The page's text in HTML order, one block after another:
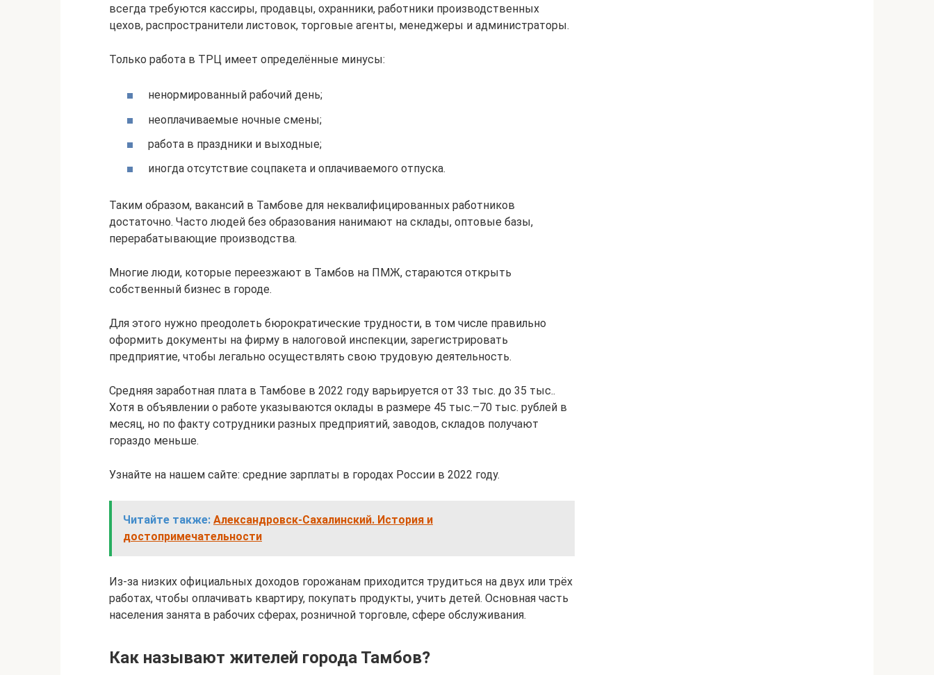
всегда требуются кассиры, продавцы, охранники, работники производственных
цехов, распространители листовок, торговые агенты, менеджеры и администраторы.
Только работа в ТРЦ имеет определённые минусы:
ненормированный рабочий день;
неоплачиваемые ночные смены;
работа в праздники и выходные;
иногда отсутствие соцпакета и оплачиваемого отпуска.
Таким образом, вакансий в Тамбове для неквалифицированных работников
достаточно. Часто людей без образования нанимают на склады, оптовые базы,
перерабатывающие производства.
Многие люди, которые переезжают в Тамбов на ПМЖ, стараются открыть
собственный бизнес в городе.
Для этого нужно преодолеть бюрократические трудности, в том числе правильно
оформить документы на фирму в налоговой инспекции, зарегистрировать
предприятие, чтобы легально осуществлять свою трудовую деятельность.
Средняя заработная плата в Тамбове в 2022 году варьируется от 33 тыс. до 35 тыс..
Хотя в объявлении о работе указываются оклады в размере 45 тыс.–70 тыс. рублей в
месяц, но по факту сотрудники разных предприятий, заводов, складов получают
гораздо меньше.
Узнайте на нашем сайте: средние зарплаты в городах России в 2022 году.
Читайте также: Александровск-Сахалинский. История и
достопримечательности
Из-за низких официальных доходов горожанам приходится трудиться на двух или трёх
работах, чтобы оплачивать квартиру, покупать продукты, учить детей. Основная часть
населения занята в рабочих сферах, розничной торговле, сфере обслуживания.
Как называют жителей города Тамбов?